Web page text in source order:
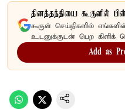
தினத்தந்தியை கூகுளில்
கூகுள் செய்திகளில்
உடனுக்குடன் பெற கிளிக்
Add as